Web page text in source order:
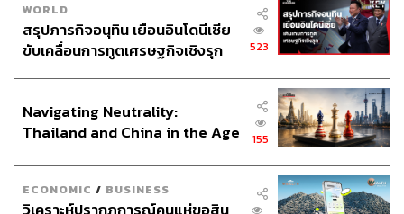
WORLD
สรุปภารกิจอนุทิน เยือนอินโดนีเซีย
ขับเคลื่อนการทูตเศรษฐกิจเชิงรุก
523
Navigating Neutrality:
Thailand and China in the Age
155
ECONOMIC / BUSINESS